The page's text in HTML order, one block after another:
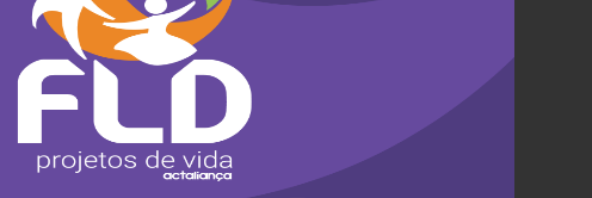
Brasília, após os atos golpistas do dia 8
como se faz a luta democrática por
Climática, reforçando nosso
do país. Nossas Terras estão na Mata
e no Pantanal. Cada área